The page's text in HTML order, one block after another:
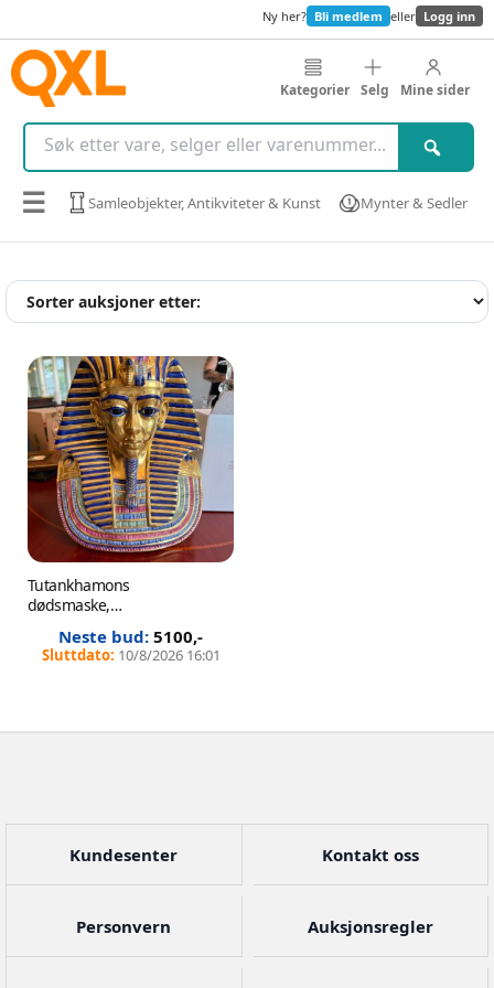
Ny her? Bli medlem eller Logg inn
Kategorier Selg Mine sider
☰ Samleobjekter, Antikviteter & Kunst Mynter & Sedler
Tutankhamons
dødsmaske,
1000
10/8/2026 16:01
5100,-
Kundesenter Kontakt oss
Personvern Auksjonsregler